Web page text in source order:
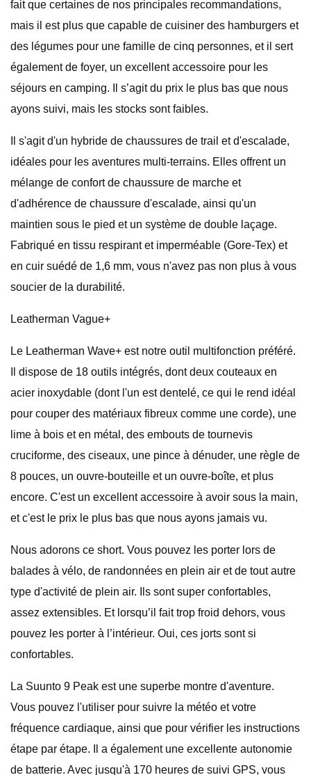
fait que certaines de nos principales recommandations,
mais il est plus que capable de cuisiner des hamburgers et
des légumes pour une famille de cinq personnes, et il sert
également de foyer, un excellent accessoire pour les
séjours en camping. Il s’agit du prix le plus bas que nous
ayons suivi, mais les stocks sont faibles.
Il s'agit d'un hybride de chaussures de trail et d'escalade,
idéales pour les aventures multi-terrains. Elles offrent un
mélange de confort de chaussure de marche et
d'adhérence de chaussure d'escalade, ainsi qu'un
maintien sous le pied et un système de double laçage.
Fabriqué en tissu respirant et imperméable (Gore-Tex) et
en cuir suédé de 1,6 mm, vous n'avez pas non plus à vous
soucier de la durabilité.
Leatherman Vague+
Le Leatherman Wave+ est notre outil multifonction préféré.
Il dispose de 18 outils intégrés, dont deux couteaux en
acier inoxydable (dont l'un est dentelé, ce qui le rend idéal
pour couper des matériaux fibreux comme une corde), une
lime à bois et en métal, des embouts de tournevis
cruciforme, des ciseaux, une pince à dénuder, une règle de
8 pouces, un ouvre-bouteille et un ouvre-boîte, et plus
encore. C'est un excellent accessoire à avoir sous la main,
et c'est le prix le plus bas que nous ayons jamais vu.
Nous adorons ce short. Vous pouvez les porter lors de
balades à vélo, de randonnées en plein air et de tout autre
type d'activité de plein air. Ils sont super confortables,
assez extensibles. Et lorsqu’il fait trop froid dehors, vous
pouvez les porter à l’intérieur. Oui, ces jorts sont si
confortables.
La Suunto 9 Peak est une superbe montre d'aventure.
Vous pouvez l'utiliser pour suivre la météo et votre
fréquence cardiaque, ainsi que pour vérifier les instructions
étape par étape. Il a également une excellente autonomie
de batterie. Avec jusqu'à 170 heures de suivi GPS, vous